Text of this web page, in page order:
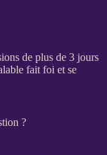
de plus de 3 jours
fait foi et se
?